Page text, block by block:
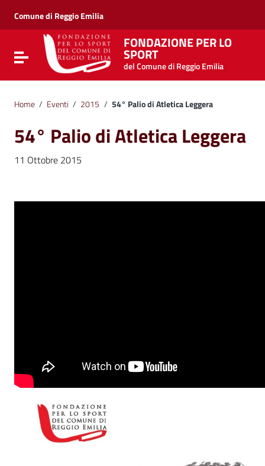
Vai al menu di navigazione
Vai al footer
Comune di Reggio Emilia
Attiva / disattiva la navigazione
FONDAZIONE PER LO
SPORT
del Comune di Reggio Emilia
Home / Eventi / 2015 / 54° Palio di Atletica Leggera
54° Palio di Atletica Leggera
11 Ottobre 2015